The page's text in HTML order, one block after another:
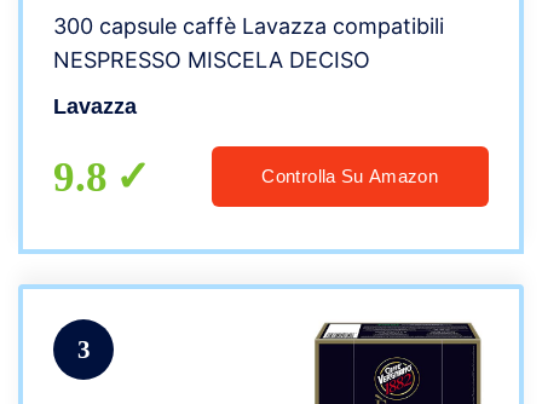
300 capsule caffè Lavazza compatibili
NESPRESSO MISCELA DECISO
Lavazza
9.8 Controlla Su Amazon
3